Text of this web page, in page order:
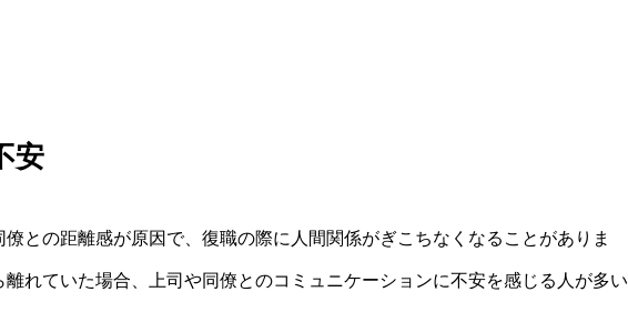
安
との距離感が原因で、復職の際に人間関係がぎこちなくなることがありま
れていた場合、上司や同僚とのコミュニケーションに不安を感じる人が多い